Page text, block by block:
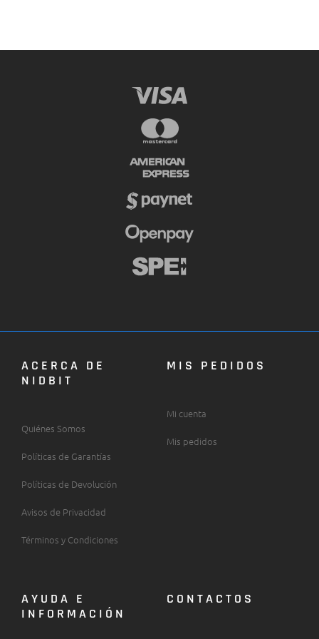
ACERCA DE
NIDBIT
Quiénes Somos
Políticas de Garantías
Políticas de Devolución
Avisos de Privacidad
Términos y Condiciones
MIS PEDIDOS
Mi cuenta
Mis pedidos
AYUDA E
INFORMACIÓN
CONTACTOS